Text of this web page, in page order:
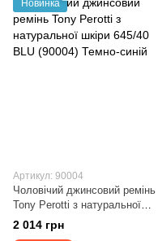
Новинка
Артикул: 90004
Чоловічий джинсовий ремінь
Tony Perotti з натуральної
шкіри 645/40 BLU (90004)
Темно-синій
2 014 грн